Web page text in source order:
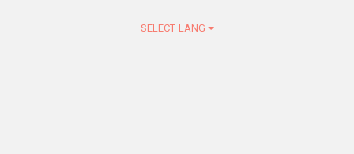
SELECT LANG